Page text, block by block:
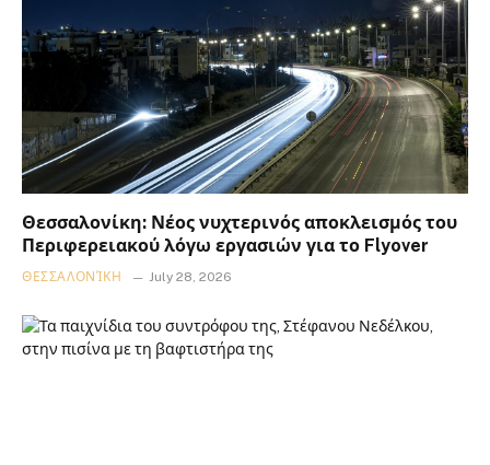
Θεσσαλονίκη: Νέος νυχτερινός αποκλεισμός του
Περιφερειακού λόγω εργασιών για το Flyover
ΘΕΣΣΑΛΟΝΊΚΗ July 28, 2026